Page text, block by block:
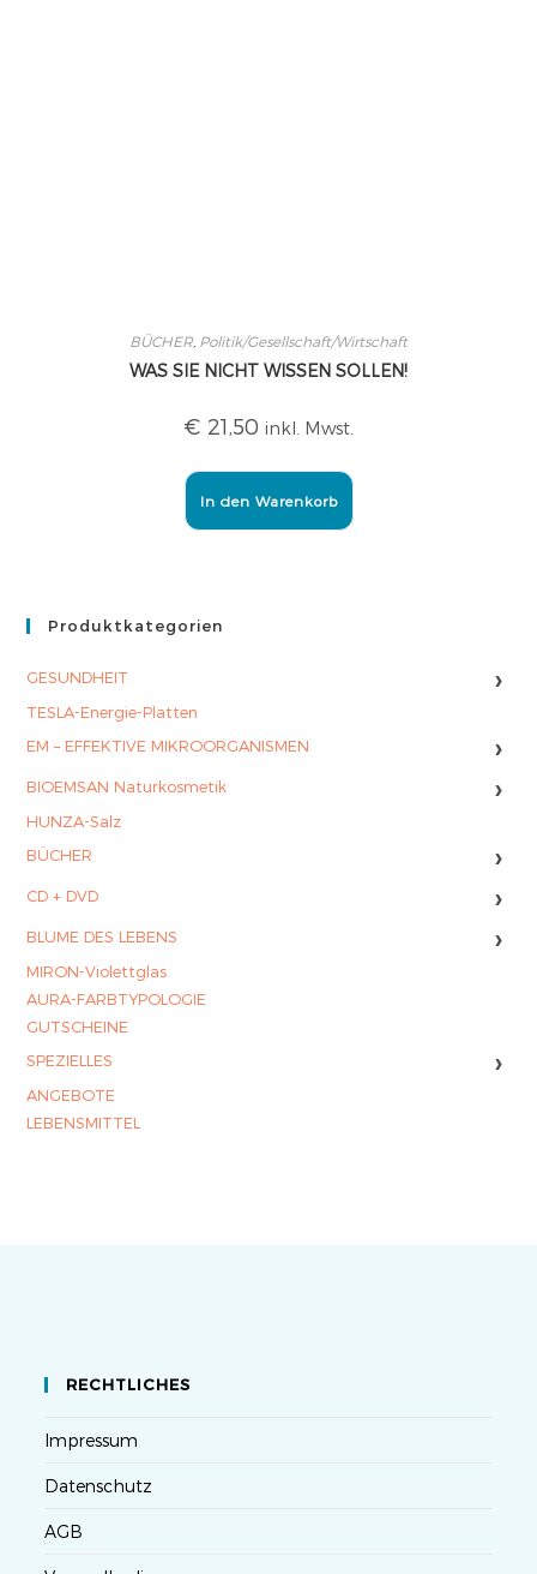
BÜCHER, Politik/Gesellschaft/Wirtschaft
WAS SIE NICHT WISSEN SOLLEN!
€ 21,50 inkl. Mwst.
In den Warenkorb
Produktkategorien
GESUNDHEIT ›
TESLA-Energie-Platten
EM – EFFEKTIVE MIKROORGANISMEN
›
BIOEMSAN Naturkosmetik ›
HUNZA-Salz
BÜCHER
›
CD + DVD ›
BLUME DES LEBENS ›
MIRON-Violettglas
AURA-FARBTYPOLOGIE
GUTSCHEINE
SPEZIELLES
›
ANGEBOTE
LEBENSMITTEL
RECHTLICHES
Impressum
Datenschutz
AGB